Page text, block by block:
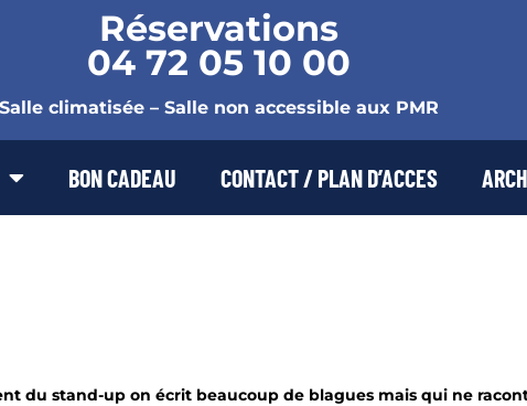
Réservations
04 72 05 10 00
Salle climatisée – Salle non accessible aux PMR
BON CADEAU CONTACT / PLAN D’ACCES
du stand-up on écrit beaucoup de blagues mais qui ne